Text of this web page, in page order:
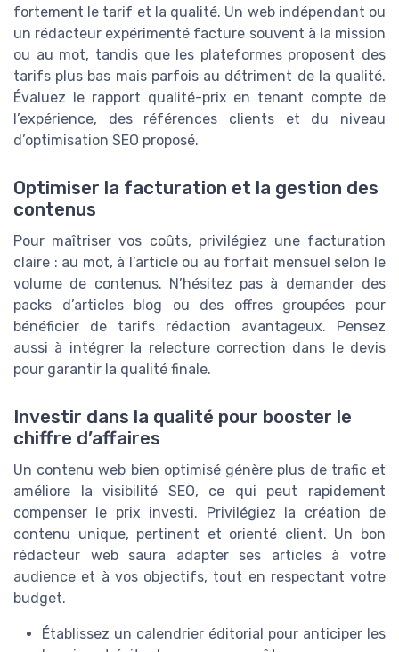
fortement le tarif et la qualité. Un web indépendant ou
un rédacteur expérimenté facture souvent à la mission
ou au mot, tandis que les plateformes proposent des
tarifs plus bas mais parfois au détriment de la qualité.
Évaluez le rapport qualité-prix en tenant compte de
l’expérience, des références clients et du niveau
d’optimisation SEO proposé.
Optimiser la facturation et la gestion des
contenus
Pour maîtriser vos coûts, privilégiez une facturation
claire : au mot, à l’article ou au forfait mensuel selon le
volume de contenus. N’hésitez pas à demander des
packs d’articles blog ou des offres groupées pour
bénéficier de tarifs rédaction avantageux. Pensez
aussi à intégrer la relecture correction dans le devis
pour garantir la qualité finale.
Investir dans la qualité pour booster le
chiffre d’affaires
Un contenu web bien optimisé génère plus de trafic et
améliore la visibilité SEO, ce qui peut rapidement
compenser le prix investi. Privilégiez la création de
contenu unique, pertinent et orienté client. Un bon
rédacteur web saura adapter ses articles à votre
audience et à vos objectifs, tout en respectant votre
budget.
Établissez un calendrier éditorial pour anticiper les